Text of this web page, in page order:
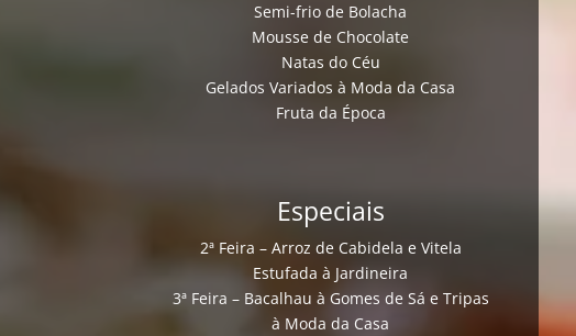
Semi-frio de Bolacha
Mousse de Chocolate
Natas do Céu
Gelados Variados à Moda da Casa
Fruta da Época
Especiais
2ª Feira – Arroz de Cabidela e Vitela
Estufada à Jardineira
3ª Feira – Bacalhau à Gomes de Sá e Tripas
à Moda da Casa